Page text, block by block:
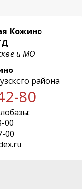
Кожино
и МО
района
80
00
00